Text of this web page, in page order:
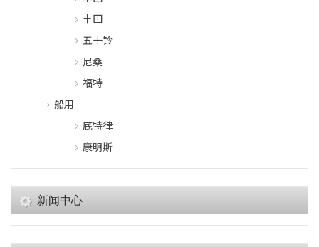
丰田
五十铃
尼桑
福特
船用
底特律
康明斯
新闻中心